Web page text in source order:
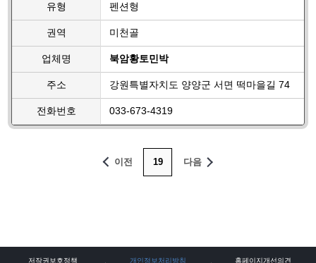
유형 펜션형
권역 미천골
업체명 북암황토민박
주소 강원특별자치도 양양군 서면 떡마을길 74
전화번호 033-673-4319
이전 19 다음
저작권보호정책 개인정보처리방침 홈페이지개선의견